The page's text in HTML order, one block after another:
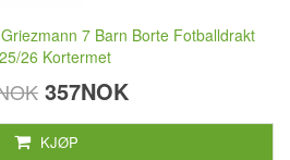
7 Barn Borte Fotballdrakt
26 Kortermet
357NOK
KJØP